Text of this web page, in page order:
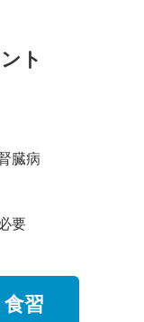
ト
臓病
要
習